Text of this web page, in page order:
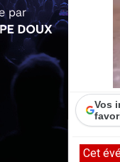
Vos
Cet